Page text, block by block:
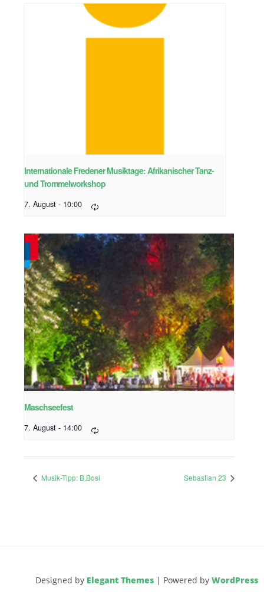
Internationale Fredener Musiktage: Afrikanischer Tanz-
und Trommelworkshop
7. August - 10:00
Maschseefest
7. August - 14:00
Musik-Tipp: B.Bosi Sebastian 23
Designed by Elegant Themes | Powered by WordPress